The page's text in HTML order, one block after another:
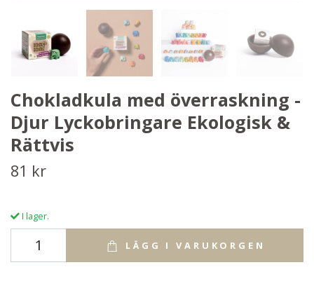
Chokladkula med överraskning -
Djur Lyckobringare Ekologisk &
Rättvis
81 kr
I lager.
LÄGG I VARUKORGEN